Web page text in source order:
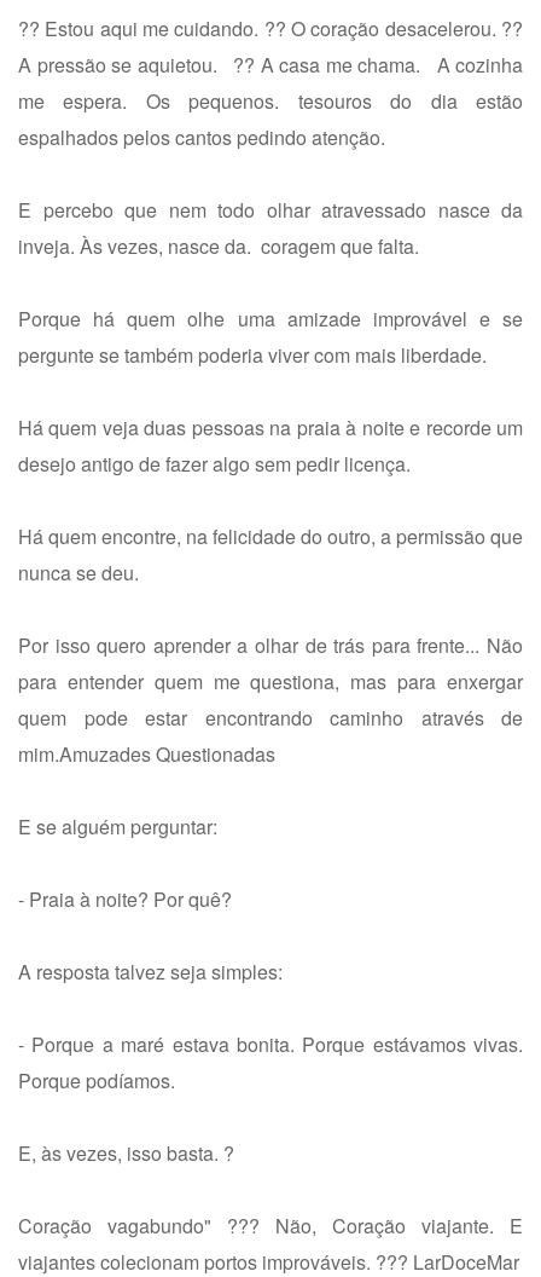
?? Estou aqui me cuidando. ?? O coração desacelerou. ??
A pressão se aquietou. ?? A casa me chama. A cozinha
me espera. Os pequenos. tesouros do dia estão
espalhados pelos cantos pedindo atenção.
E percebo que nem todo olhar atravessado nasce da
inveja. Às vezes, nasce da. coragem que falta.
Porque há quem olhe uma amizade improvável e se
pergunte se também poderia viver com mais liberdade.
Há quem veja duas pessoas na praia à noite e recorde um
desejo antigo de fazer algo sem pedir licença.
Há quem encontre, na felicidade do outro, a permissão que
nunca se deu.
Por isso quero aprender a olhar de trás para frente... Não
para entender quem me questiona, mas para enxergar
quem pode estar encontrando caminho através de
mim.Amuzades Questionadas
E se alguém perguntar:
- Praia à noite? Por quê?
A resposta talvez seja simples:
- Porque a maré estava bonita. Porque estávamos vivas.
Porque podíamos.
E, às vezes, isso basta. ?
Coração vagabundo" ??? Não, Coração viajante. E
viajantes colecionam portos improváveis. ??? LarDoceMar